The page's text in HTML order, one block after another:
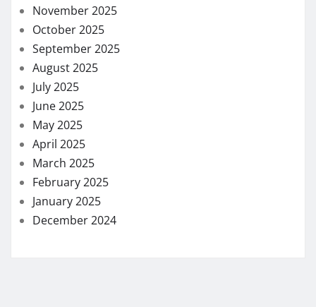
November 2025
October 2025
September 2025
August 2025
July 2025
June 2025
May 2025
April 2025
March 2025
February 2025
January 2025
December 2024